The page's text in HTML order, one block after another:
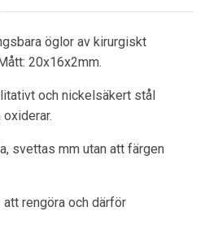
öglor av kirurgiskt
20x16x2mm.
och nickelsäkert stål
svettas mm utan att färgen
rengöra och därför